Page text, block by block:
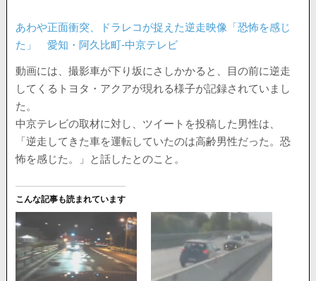
あわや正面衝突、ドラレコが捉えた逆走映像「恐怖を感じ
た」 愛知・阿久比町-中京テレビ
動画には、撮影車が下り坂にさしかかると、目の前に逆走
してくるトヨタ・アクアが現れる様子が記録されていまし
た。
中京テレビの取材に対し、ツイートを投稿した男性は、
「逆走してきた車を運転していたのは高齢男性だった。恐
怖を感じた。」と話したとのこと。
こんな記事も読まれています